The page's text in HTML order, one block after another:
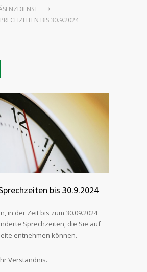
BIS 30.9.2024
bis 30.9.2024
in der Zeit bis zum 30.09.2024
Sprechzeiten, die Sie auf
entnehmen können.
Verständnis.